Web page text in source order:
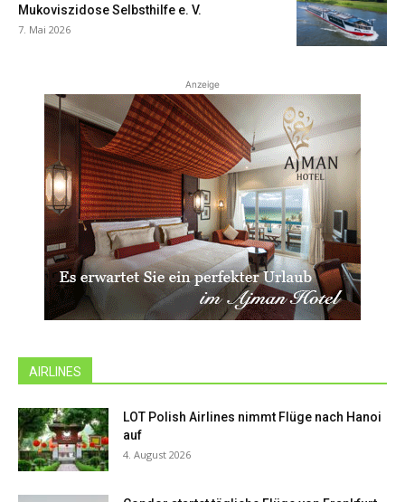
Mukoviszidose Selbsthilfe e. V.
7. Mai 2026
Anzeige
AIRLINES
LOT Polish Airlines nimmt Flüge nach Hanoi
auf
4. August 2026